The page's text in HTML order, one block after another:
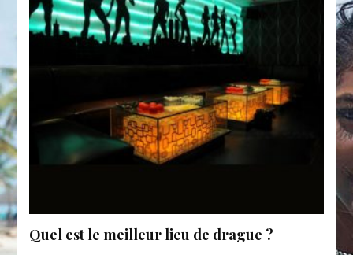
Quel est le meilleur lieu de drague ?